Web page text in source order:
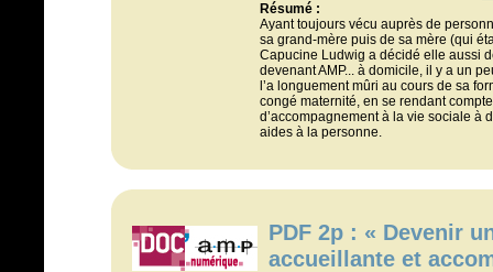
Résumé :
Ayant toujours vécu auprès de
sa grand-mère puis de sa mère (qui
Capucine Ludwig a décidé elle aussi
devenant AMP... à domicile, il y a un
l’a longuement mûri au cours de sa
congé maternité, en se rendant
d’accompagnement à la vie sociale à
aides à la personne.
PDF 2p : « Devenir
accueillante et